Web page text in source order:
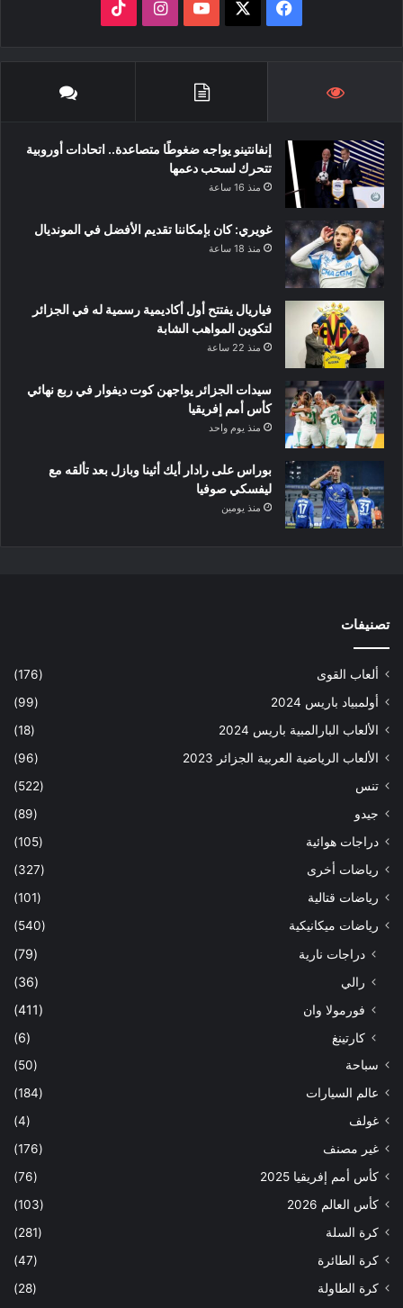
فيسبوك ‫YouTubeانستقرام
إنفانتينو يواجه ضغوطًا متصاعدة.. اتحادات أوروبية
تتحرك لسحب دعمها
منذ 16 ساعة
غويري: كان بإمكاننا تقديم الأفضل في المونديال
منذ 18 ساعة
فياريال يفتتح أول أكاديمية رسمية له في الجزائر
لتكوين المواهب الشابة
منذ 22 ساعة
سيدات الجزائر يواجهن كوت ديفوار في ربع نهائي
كأس أمم إفريقيا
منذ يوم واحد
بوراس على رادار أيك أثينا وبازل بعد تألقه مع
ليفسكي صوفيا
منذ يومين
تصنيفات
ألعاب القوى
(176)
أولمبياد باريس 2024
(99)
الألعاب البارالمبية باريس 2024
(18)
الألعاب الرياضية العربية الجزائر 2023
(96)
تنس
(522)
جيدو
(89)
دراجات هوائية
(105)
رياضات أخرى
(327)
رياضات قتالية
(101)
رياضات ميكانيكية
(540)
دراجات نارية
(79)
رالي
(36)
فورمولا وان
(411)
كارتينغ
(6)
سباحة
(50)
عالم السيارات
(184)
غولف
(4)
غير مصنف
(176)
كأس أمم إفريقيا 2025
(76)
كأس العالم 2026
(103)
كرة السلة
(281)
كرة الطائرة
(47)
كرة الطاولة
(28)